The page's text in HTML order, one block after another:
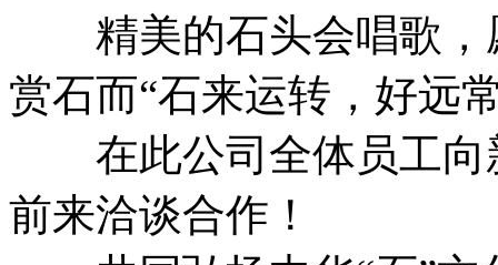
精美的石头会唱歌，
赏石而“石来运转，好远
在此公司全体员工向
前来洽谈合作！